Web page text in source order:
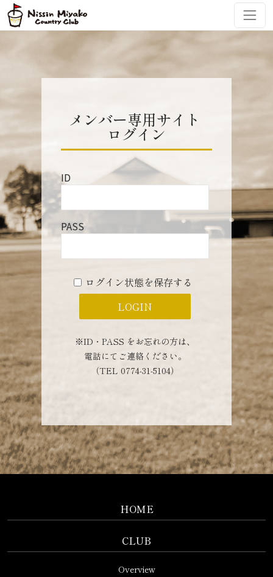
コンテンツへスキップ
メインナビゲーション
メンバー専用サイト
ログイン
ID
PASS
ログイン状態を保存する
※ID・PASS をお忘れの方は、
電話にてご連絡ください。
（TEL 0774-31-5104）
HOME
CLUB
Overview